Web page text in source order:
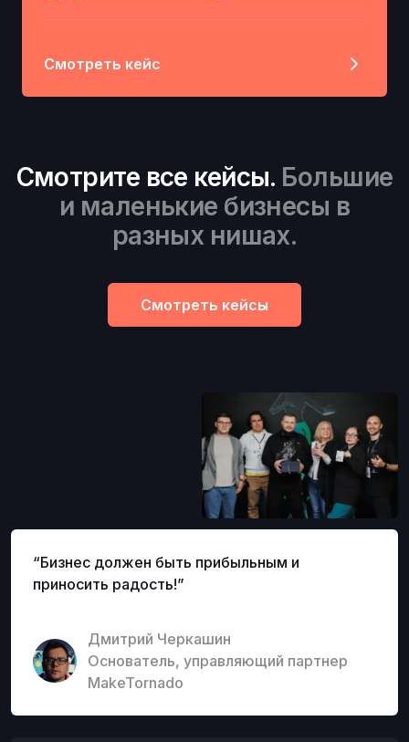
Смотреть кейс
Смотрите все кейсы. Большие
и маленькие бизнесы в
разных нишах.
Смотреть кейсы
“Бизнес должен быть прибыльным и
приносить радость!”
Дмитрий Черкашин
Основатель, управляющий партнер
MakeTornado